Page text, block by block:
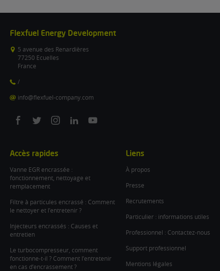
Flexfuel Energy Development
5 avenue des Renardières
77250 Ecuelles
France
/
info@flexfuel-company.com
On
On
On
On
On
Accès rapides
Vanne EGR encrassée :
fonctionnement, nettoyage et
remplacement
Filtre à particules encrassé : Comment
le nettoyer et l’entretenir ?
Injecteurs encrassés : Causes et
entretien
Le turbocompresseur, comment
fonctionne-t-il ? Comment l’entretenir
en cas d’encrassement ?
Liens
À propos
Presse
Recrutements
Particulier : informations utiles
Professionnel : Contactez-nous
Support professionnel
Mentions légales